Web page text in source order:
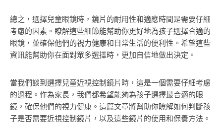
總之，選擇兒童眼鏡時，鏡片的耐用性和適應時間是需要仔細
考慮的因素。瞭解這些細節能幫助你更好地為孩子選擇合適的
眼鏡，並確保他們的視力健康和日常生活的便利性。希望這些
資訊能幫助你在面對眾多選擇時，更加自信地做出決定。
當我們談到選擇兒童近視控制鏡片時，這是一個需要仔細考慮
的過程。作為家長，我們都希望能夠為孩子選擇最合適的眼
鏡，確保他們的視力健康。這篇文章將幫助你瞭解如何判斷孩
子是否需要近視控制鏡片，以及這些鏡片的使用和保養方法。